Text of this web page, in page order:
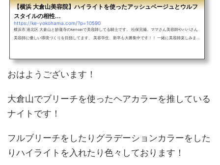
【横浜 大倉山美容院】ハイライトを使ったアッシュベージュとウルフ
スタイルの相性...
https://ke-yokohama.com/?p=10590
横浜市 港北区 大倉山と妙蓮寺のkenseiで美容師してる騎士です。 社保完備。ママさん美容師やパパさん
美容師に優しい環境づくりを目指してます。 美容学生、新卒も大募集中です！！ 一緒に美容師楽しみまし
すとで丸みのある縮毛矯正をしたい！ 超絶お待ちしてます！ メンズも大歓迎！バレイヤージュを使ったレ
ッド系カラー！ミル...
おはようございます！
大倉山でブリーチを使ったヘアカラーを推している
ナイトです！
フルブリーチをしたりグラデーションカラーをした
りハイライトを入れたり色々しております！